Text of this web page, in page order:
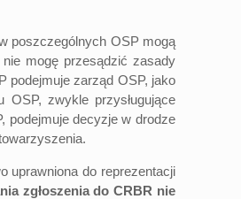
poszczególnych OSP mogą
mogę przesądzić zasady
podejmuje zarząd OSP, jako
zwykle przysługujące
podejmuje decyzje w drodze
do reprezentacji
zgłoszenia do CRBR nie